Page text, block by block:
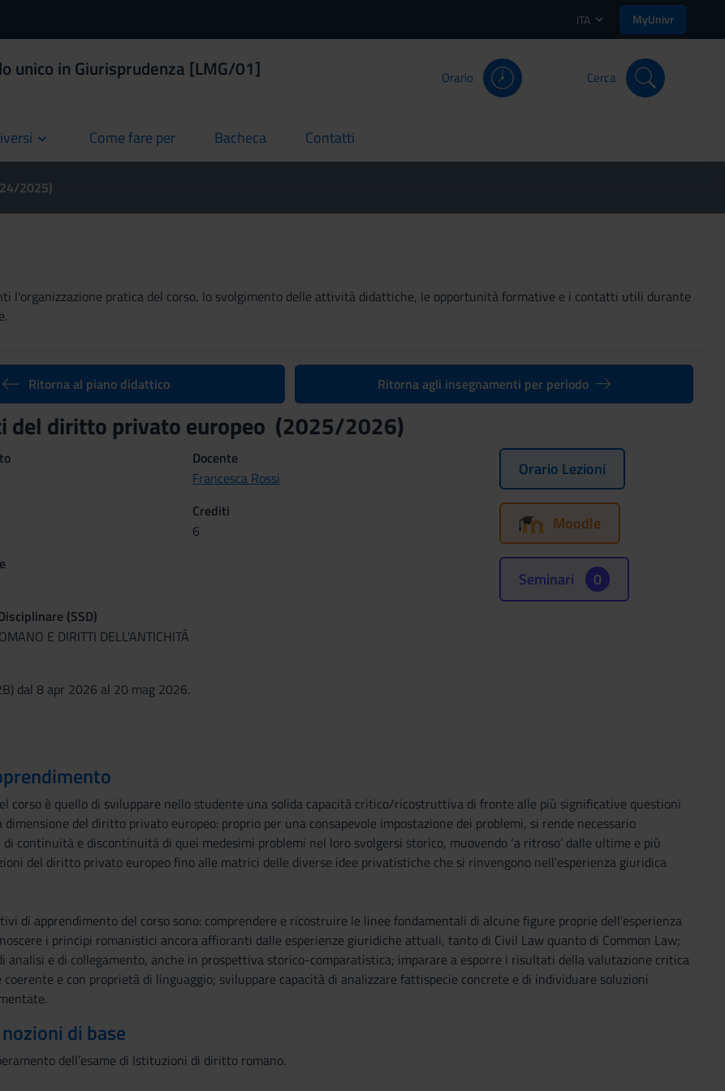
ITA MyUnivr
unico in Giurisprudenza [LMG/01] Orario Cerca
Come fare per
current Bacheca
current Contatti
current
2025)
l'organizzazione pratica del corso, lo svolgimento delle attività didattiche, le opportunità formative e i contatti utili durante
Ritorna al piano didattico Ritorna agli insegnamenti per periodo
del diritto privato europeo (2025/2026)
Docente
Francesca Rossi
Crediti
6
(SSD)
E DIRITTI DELL'ANTICHITÀ
dal 8 apr 2026 al 20 mag 2026.
Orario Lezioni
Moodle
Seminari 0
corso è quello di sviluppare nello studente una solida capacità critico/ricostruttiva di fronte alle più significative questioni
del diritto privato europeo: proprio per una consapevole impostazione dei problemi, si rende necessario
continuità e discontinuità di quei medesimi problemi nel loro svolgersi storico, muovendo ‘a ritroso’ dalle ultime e più
del diritto privato europeo fino alle matrici delle diverse idee privatistiche che si rinvengono nell’esperienza giuridica
di apprendimento del corso sono: comprendere e ricostruire le linee fondamentali di alcune figure proprie dell’esperienza
i principi romanistici ancora affioranti dalle esperienze giuridiche attuali, tanto di Civil Law quanto di Common Law;
analisi e di collegamento, anche in prospettiva storico-comparatistica; imparare a esporre i risultati della valutazione critica
e con proprietà di linguaggio; sviluppare capacità di analizzare fattispecie concrete e di individuare soluzioni
di base
dell’esame di Istituzioni di diritto romano.